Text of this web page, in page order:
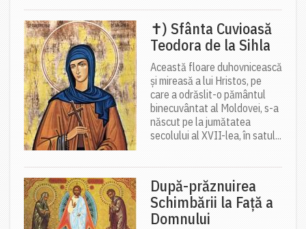
✝) Sfânta Cuvioasă
Teodora de la Sihla
Această floare duhovnicească
și mireasă a lui Hristos, pe
care a odrăslit-o pământul
binecuvântat al Moldovei, s-a
născut pe la jumătatea
secolului al XVII-lea, în satul...
După-prăznuirea
Schimbării la Față a
Domnului